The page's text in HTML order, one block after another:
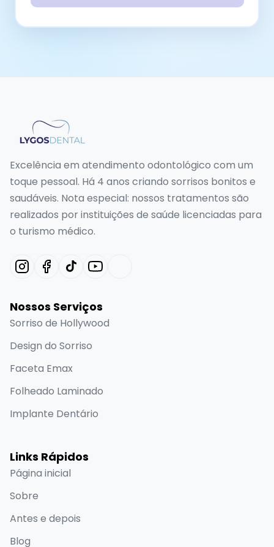
Excelência em atendimento odontológico com um
toque pessoal. Há 4 anos criando sorrisos bonitos e
saudáveis. Nota especial: nossos tratamentos são
realizados por instituições de saúde licenciadas para
o turismo médico.
Nossos Serviços
Sorriso de Hollywood
Design do Sorriso
Faceta Emax
Folheado Laminado
Implante Dentário
Links Rápidos
Página inicial
Sobre
Antes e depois
Blog